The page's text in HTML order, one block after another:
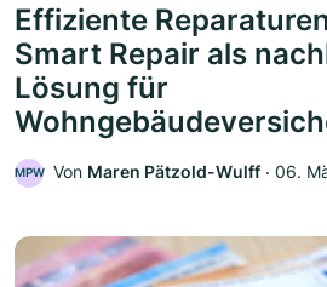
Effiziente
Smart Repair als
Lösung für
MPW Von Maren Pätzold-Wulff ‧ 06.